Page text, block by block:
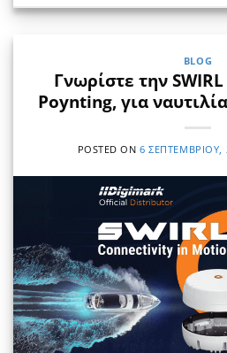
BLOG
Γνωρίστε την
Poynting, για
POSTED ON6 ΣΕΠΤΕΜΒΡΊΟΥ,